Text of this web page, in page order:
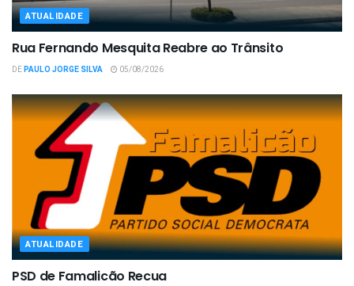
ATUALIDADE
Rua Fernando Mesquita Reabre ao Trânsito
DEPAULO JORGE SILVA 05/08/2026
ATUALIDADE
PSD de Famalicão Recua